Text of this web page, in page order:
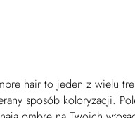
hair to jeden z wielu
sposób koloryzacji.